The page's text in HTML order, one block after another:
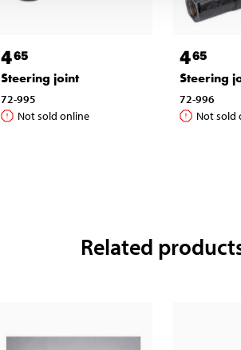
465
Steering joint
72-995
Not sold online
465
Steering
72-996
Not sold
Related